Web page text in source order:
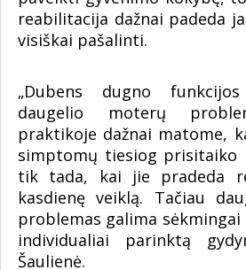
reabilitacija dažnai padeda
visiškai pašalinti.
„Dubens dugno
daugelio moterų
praktikoje dažnai matome,
simptomų tiesiog prisitaiko
tik tada, kai jie pradeda
kasdienę veiklą. Tačiau
problemas galima
individualiai parinktą
Šaulienė.